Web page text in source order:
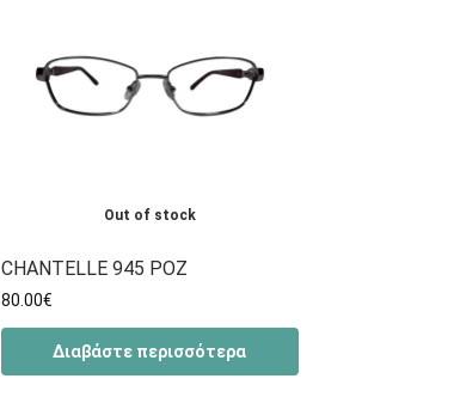
Out of stock
CHANTELLE 945 ΡΟΖ
80.00€
Διαβάστε περισσότερα